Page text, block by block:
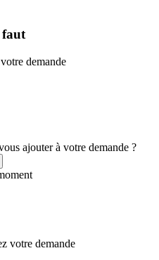
faut
demande
ajouter à votre demande ?
votre demande